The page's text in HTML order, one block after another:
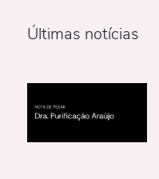
Últimas notícias